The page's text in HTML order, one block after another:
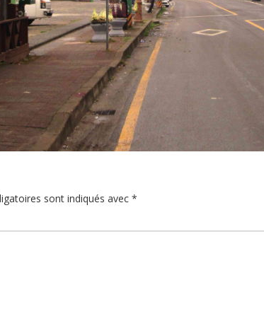
sont indiqués avec *